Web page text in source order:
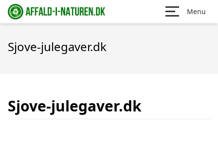
Menu
Sjove-julegaver.dk
Sjove-julegaver.dk